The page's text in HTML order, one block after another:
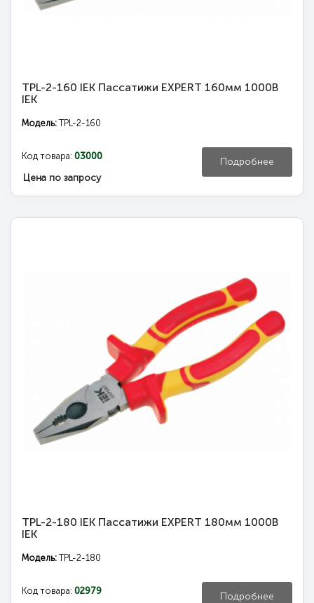
TPL-2-160 IEK Пассатижи EXPERT 160мм 1000В
IEK
Модель:TPL-2-160
Код товара: 03000
Цена по запросу
Подробнее
TPL-2-180 IEK Пассатижи EXPERT 180мм 1000В
IEK
Модель:TPL-2-180
Код товара: 02979 Подробнее